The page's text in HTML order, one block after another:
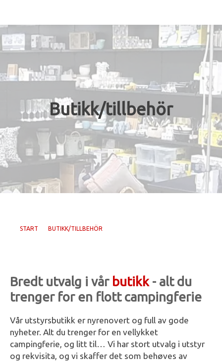
Bobil
Vogner
Verksted
Butikk/tillbehör
Kontakt
Butikk/tillbehör
START BUTIKK/TILLBEHÖR
Bredt utvalg i vår butikk - alt du
trenger for en flott campingferie
Vår utstyrsbutikk er nyrenovert og full av gode
nyheter. Alt du trenger for en vellykket
campingferie, og litt til… Vi har stort utvalg i utstyr
og rekvisita, og vi skaffer det som behøves av